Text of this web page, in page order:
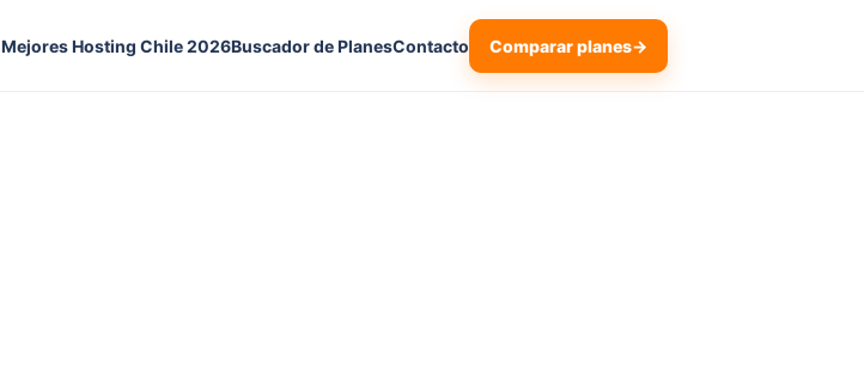
Mejores Hosting Chile 2026Buscador de PlanesContacto Comparar planes→